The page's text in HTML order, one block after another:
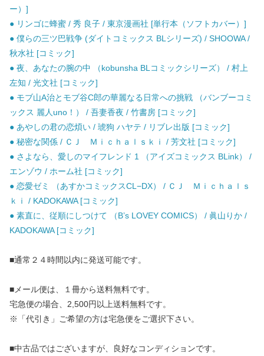
ー）]
● リンゴに蜂蜜 / 秀 良子 / 東京漫画社 [単行本（ソフトカバー）]
● 僕らの三ツ巴戦争 (ダイトコミックス BLシリーズ) / SHOOWA /
秋水社 [コミック]
● 夜、あなたの腕の中 （kobunsha BLコミックシリーズ） / 村上
左知 / 光文社 [コミック]
● モブ山A治とモブ谷C郎の華麗なる日常への挑戦 （バンブーコミ
ックス 麗人uno！） / 吾妻香夜 / 竹書房 [コミック]
● あやしの君の恋煩い / 琥狗 ハヤテ / リブレ出版 [コミック]
● 秘密な関係 / ＣＪ Ｍｉｃｈａｌｓｋｉ / 芳文社 [コミック]
● さよなら、愛しのマイフレンド 1 （アイズコミックス BLink） /
エンゾウ / ホーム社 [コミック]
● 恋愛ゼミ （あすかコミックスCL−DX） / ＣＪ Ｍｉｃｈａｌｓ
ｋｉ / KADOKAWA [コミック]
● 素直に、従順にしつけて （B’s LOVEY COMICS） / 眞山りか /
KADOKAWA [コミック]
■通常２４時間以内に発送可能です。
■メール便は、１冊から送料無料です。
宅急便の場合、2,500円以上送料無料です。
※「代引き」ご希望の方は宅急便をご選択下さい。
■中古品ではございますが、良好なコンディションです。